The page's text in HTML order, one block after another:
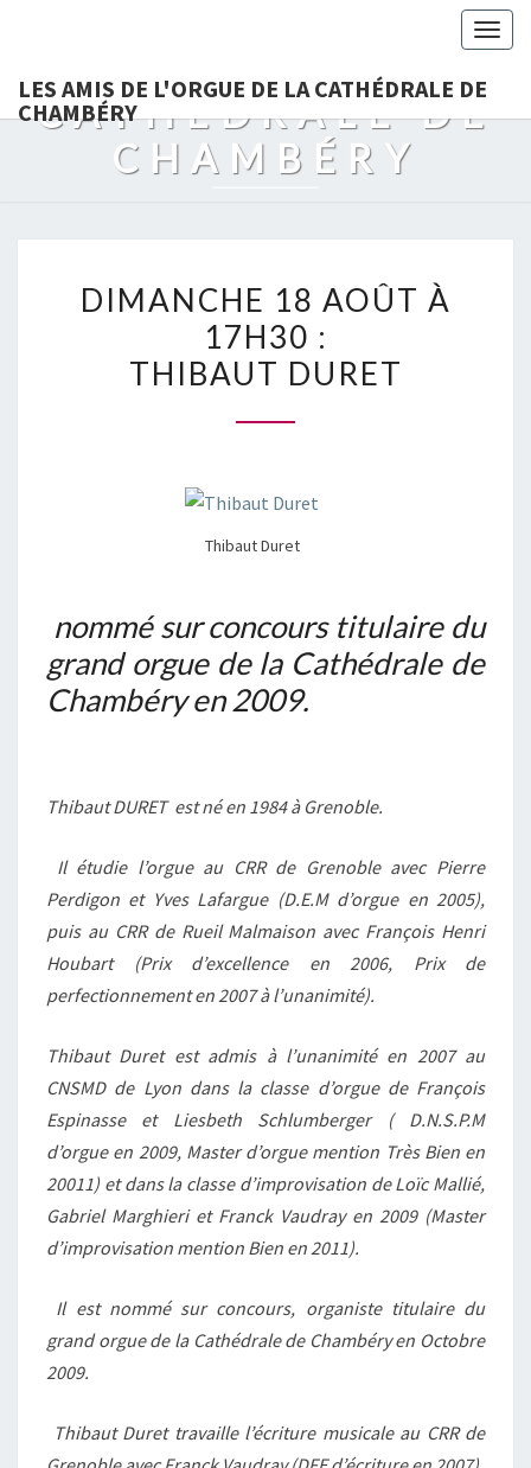
LES AMIS DE L'ORGUE DE LA CATHÉDRALE DE
CHAMBÉRY
L'ORGUE DE LA
CATHÉDRALE DE
CHAMBÉRY
18
AOÛT
À
DURET
DIMANCHE 18 AOÛT À
17H30 :
THIBAUT DURET
Thibaut Duret
nommé sur concours titulaire du
grand orgue de la Cathédrale de
Chambéry en 2009.
Thibaut DURET est né en 1984 à Grenoble.
Il étudie l’orgue au CRR de Grenoble avec Pierre
Perdigon et Yves Lafargue (D.E.M d’orgue en 2005),
puis au CRR de Rueil Malmaison avec François Henri
Houbart (Prix d’excellence en 2006, Prix de
perfectionnement en 2007 à l’unanimité).
Thibaut Duret est admis à l’unanimité en 2007 au
CNSMD de Lyon dans la classe d’orgue de François
Espinasse et Liesbeth Schlumberger ( D.N.S.P.M
d’orgue en 2009, Master d’orgue mention Très Bien en
20011) et dans la classe d’improvisation de Loïc Mallié,
Gabriel Marghieri et Franck Vaudray en 2009 (Master
d’improvisation mention Bien en 2011).
Il est nommé sur concours, organiste titulaire du
grand orgue de la Cathédrale de Chambéry en Octobre
2009.
Thibaut Duret travaille l’écriture musicale au CRR de